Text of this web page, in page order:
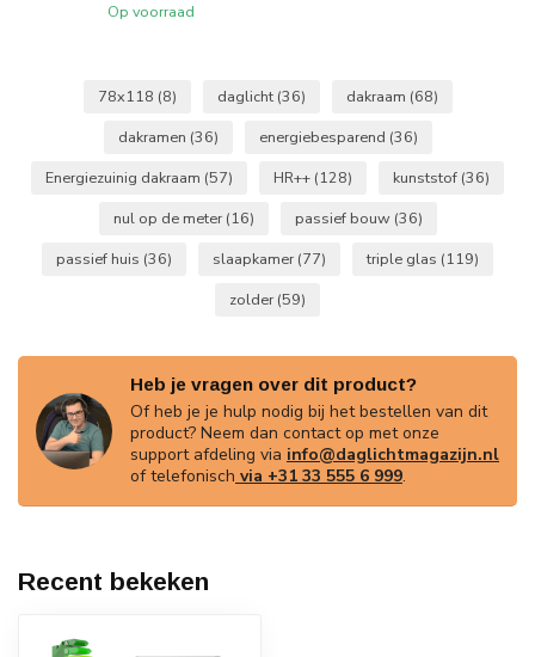
Op voorraad
78x118 (8) daglicht (36) dakraam (68)
dakramen (36) energiebesparend (36)
Energiezuinig dakraam (57) HR++ (128) kunststof (36)
nul op de meter (16) passief bouw (36)
passief huis (36) slaapkamer (77) triple glas (119)
zolder (59)
Heb je vragen over dit product?
Of heb je je hulp nodig bij het bestellen van dit
product? Neem dan contact op met onze
support afdeling via info@daglichtmagazijn.nl
of telefonisch via +31 33 555 6 999.
Recent bekeken